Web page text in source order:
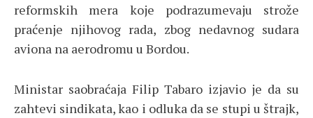
reformskih mera koje podrazumevaju strože
praćenje njihovog rada, zbog nedavnog sudara
aviona na aerodromu u Bordou.
Ministar saobraćaja Filip Tabaro izjavio je da su
zahtevi sindikata, kao i odluka da se stupi u štrajk,